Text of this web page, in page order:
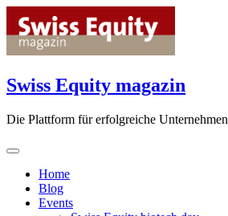
content
Swiss Equity magazin
Die Plattform für erfolgreiche Unternehmen
Home
Blog
Events